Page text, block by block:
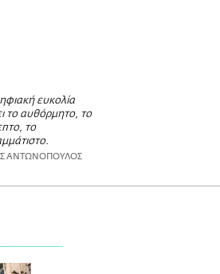
ευκολία
το αυθόρμητο, το
το
ΑΝΤΩΝΟΠΟΥΛΟΣ